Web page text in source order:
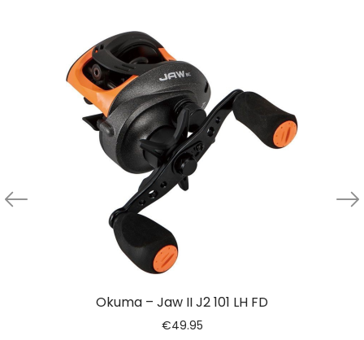
Okuma – Jaw II J2 101 LH FD
€49.95